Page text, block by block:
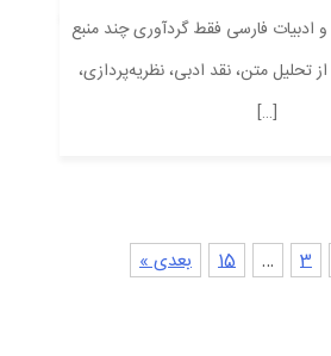
و ادبیات فارسی فقط گردآوری چند منبع
تحلیل متن، نقد ادبی، نظریه‌پردازی،
[…]
3
…
15 بعدی »